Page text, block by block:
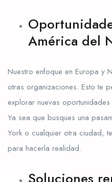
América del
Nuestro enfoque en Europa y
otras organizaciones. Esto te
explorar nuevas
Ya sea que busques una
York o cualquier otra ciudad,
para hacerla realidad.